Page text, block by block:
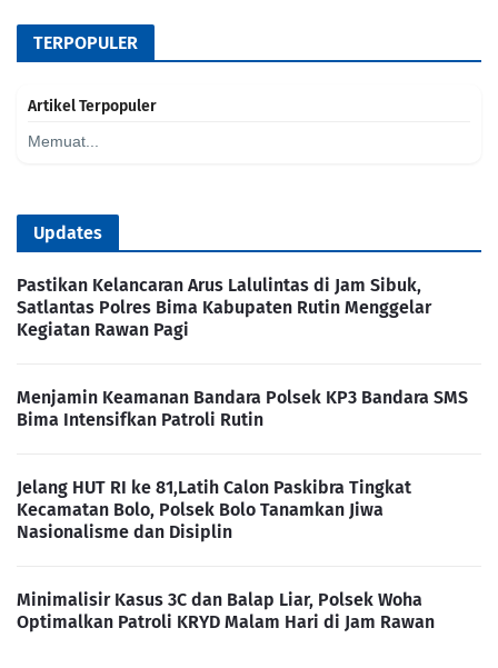
TERPOPULER
Artikel Terpopuler
Memuat...
Updates
Pastikan Kelancaran Arus Lalulintas di Jam Sibuk,
Satlantas Polres Bima Kabupaten Rutin Menggelar
Kegiatan Rawan Pagi
Menjamin Keamanan Bandara Polsek KP3 Bandara SMS
Bima Intensifkan Patroli Rutin
Jelang HUT RI ke 81,Latih Calon Paskibra Tingkat
Kecamatan Bolo, Polsek Bolo Tanamkan Jiwa
Nasionalisme dan Disiplin
Minimalisir Kasus 3C dan Balap Liar, Polsek Woha
Optimalkan Patroli KRYD Malam Hari di Jam Rawan